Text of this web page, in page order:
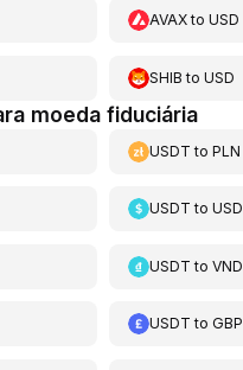
AVAXtoUSD
SHIB toUSD
moeda fiduciária
USDT toPLN
USDT toUSD
USDT toVND
USDT toGBP